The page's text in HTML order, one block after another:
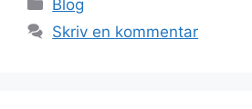
Blog
Skriv en kommentar